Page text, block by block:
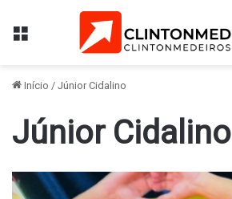
Menu
Início / Júnior Cidalino
Júnior Cidalino